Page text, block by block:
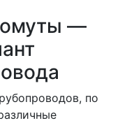
—
по